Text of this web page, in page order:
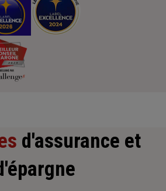
d'assurance et